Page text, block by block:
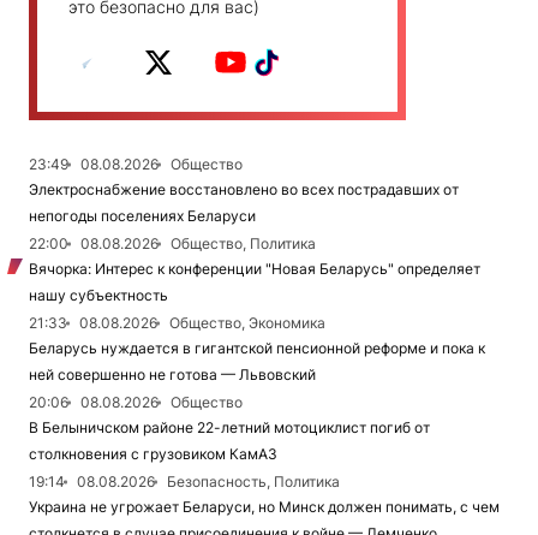
это безопасно для вас)
23:49 08.08.2026
Общество
Электроснабжение восстановлено во всех пострадавших от
непогоды поселениях Беларуси
22:00
08.08.2026
Общество, Политика
Вячорка: Интерес к конференции "Новая Беларусь" определяет
нашу субъектность
21:33
08.08.2026
Общество, Экономика
Беларусь нуждается в гигантской пенсионной реформе и пока к
ней совершенно не готова — Львовский
20:06
08.08.2026
Общество
В Белыничском районе 22-летний мотоциклист погиб от
столкновения с грузовиком КамАЗ
19:14
08.08.2026
Безопасность, Политика
Украина не угрожает Беларуси, но Минск должен понимать, с чем